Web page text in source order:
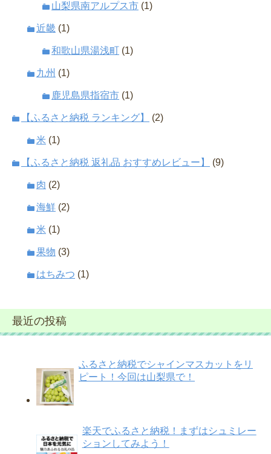
山梨県南アルプス市 (1)
近畿 (1)
和歌山県湯浅町 (1)
九州 (1)
鹿児島県指宿市 (1)
【ふるさと納税 ランキング】 (2)
米 (1)
【ふるさと納税 返礼品 おすすめレビュー】 (9)
肉 (2)
海鮮 (2)
米 (1)
果物 (3)
はちみつ (1)
最近の投稿
ふるさと納税でシャインマスカットをリ
ピート！今回は山梨県で！
楽天でふるさと納税！まずはシュミレー
ションしてみよう！